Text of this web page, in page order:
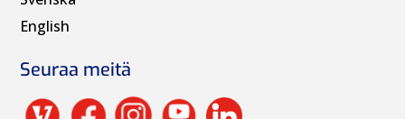
English
Seuraa meitä